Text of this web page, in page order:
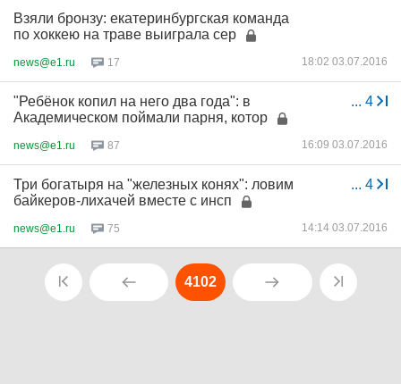
Взяли бронзу: екатеринбургская команда
по хоккею на траве выиграла сер
news@e1.ru 17 18:02 03.07.2016
... 4
"Ребёнок копил на него два года": в
Академическом поймали парня, котор
news@e1.ru 87 16:09 03.07.2016
... 4
Три богатыря на "железных конях": ловим
байкеров-лихачей вместе с инсп
news@e1.ru 75 14:14 03.07.2016
4102